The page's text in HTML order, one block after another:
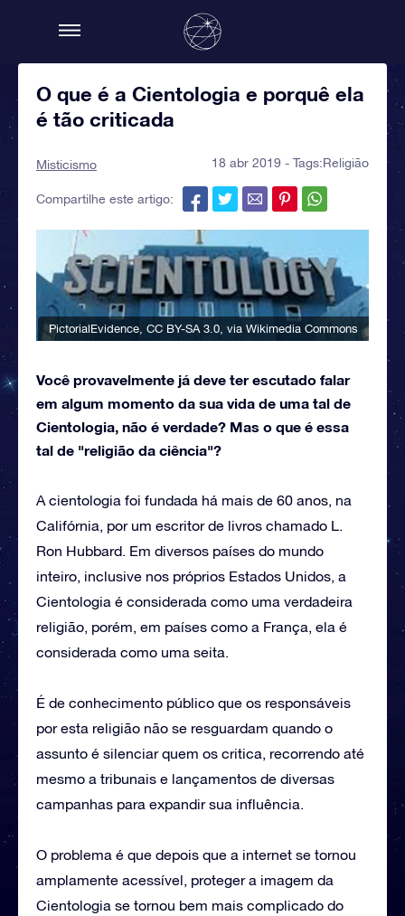
O que é a Cientologia e porquê ela
é tão criticada
Misticismo 18 abr 2019 - Tags:Religião
Compartilhe este artigo:
PictorialEvidence CC BY-SA 3.0 , via Wikimedia Commons
Você provavelmente já deve ter escutado falar
em algum momento da sua vida de uma tal de
Cientologia, não é verdade? Mas o que é essa
tal de "religião da ciência"?
A cientologia foi fundada há mais de 60 anos, na
Califórnia, por um escritor de livros chamado L.
Ron Hubbard. Em diversos países do mundo
inteiro, inclusive nos próprios Estados Unidos, a
Cientologia é considerada como uma verdadeira
religião, porém, em países como a França, ela é
considerada como uma seita.
É de conhecimento público que os responsáveis
por esta religião não se resguardam quando o
assunto é silenciar quem os critica, recorrendo até
mesmo a tribunais e lançamentos de diversas
campanhas para expandir sua influência.
O problema é que depois que a internet se tornou
amplamente acessível, proteger a imagem da
Cientologia se tornou bem mais complicado do